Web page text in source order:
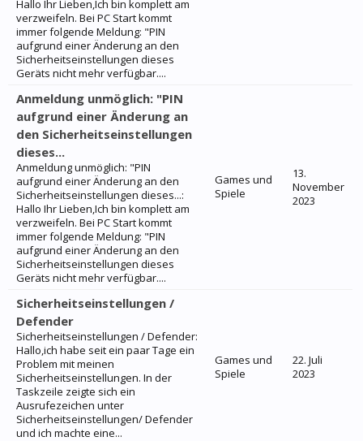
Hallo Ihr Lieben,Ich bin komplett am
verzweifeln. Bei PC Start kommt
immer folgende Meldung: "PIN
aufgrund einer Änderung an den
Sicherheitseinstellungen dieses
Geräts nicht mehr verfügbar....
Anmeldung unmöglich: "PIN
aufgrund einer Änderung an
den Sicherheitseinstellungen
dieses...
Anmeldung unmöglich: "PIN
aufgrund einer Änderung an den
Sicherheitseinstellungen dieses...:
Hallo Ihr Lieben,Ich bin komplett am
verzweifeln. Bei PC Start kommt
immer folgende Meldung: "PIN
aufgrund einer Änderung an den
Sicherheitseinstellungen dieses
Geräts nicht mehr verfügbar....
Games und
Spiele
13.
November
2023
Sicherheitseinstellungen /
Defender
Sicherheitseinstellungen / Defender:
Hallo,ich habe seit ein paar Tage ein
Problem mit meinen
Sicherheitseinstellungen. In der
Taskzeile zeigte sich ein
Ausrufezeichen unter
Sicherheitseinstellungen/ Defender
und ich machte eine...
Games und
Spiele
22. Juli
2023